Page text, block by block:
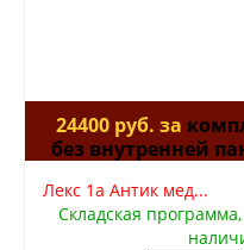
24400 руб. за
без внутренней
Лекс 1а Антик мед...
Складская